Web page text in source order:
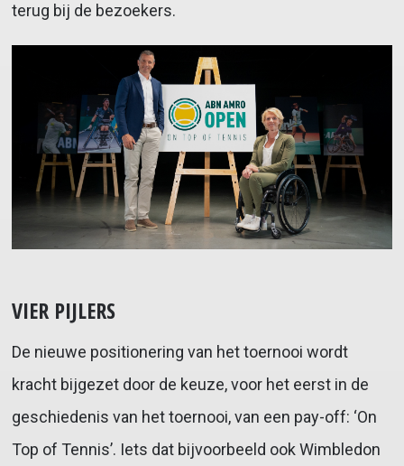
terug bij de bezoekers.
VIER PIJLERS
De nieuwe positionering van het toernooi wordt
kracht bijgezet door de keuze, voor het eerst in de
geschiedenis van het toernooi, van een pay-off: ‘On
Top of Tennis’. Iets dat bijvoorbeeld ook Wimbledon